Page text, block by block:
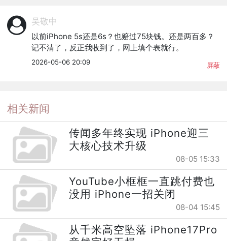
吴敬中
以前iPhone 5s还是6s？也赔过75块钱。还是两百多？
记不清了，反正我收到了，网上填个表就行。
2026-05-06 20:09 屏蔽
相关新闻
传闻多年终实现 iPhone迎三
大核心技术升级
08-05 15:33
YouTube小框框一直跳付费也
没用 iPhone一招关闭
08-04 15:45
从千米高空坠落 iPhone17Pro